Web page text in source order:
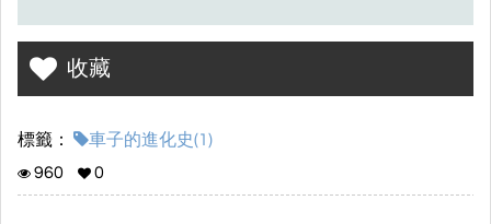
收藏
標籤：
車子的進化史(1)
960
0